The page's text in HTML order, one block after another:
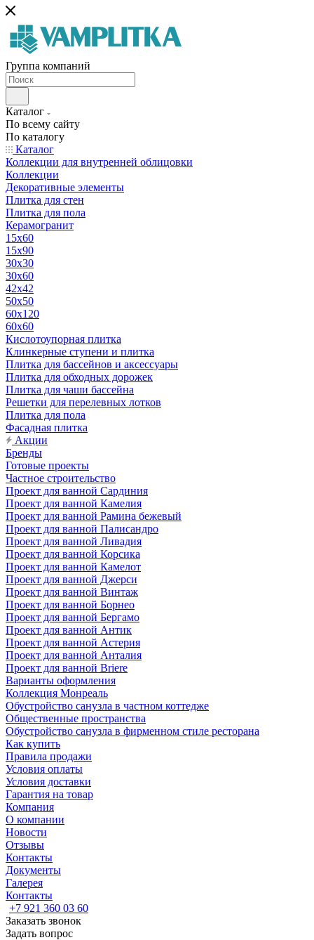
Группа компаний
Каталог
По всему сайту
По каталогу
Каталог
Коллекции для внутренней облицовки
Коллекции
Декоративные элементы
Плитка для стен
Плитка для пола
Керамогранит
15х60
15x90
30х30
30х60
42х42
50х50
60х120
60х60
Кислотоупорная плитка
Клинкерные ступени и плитка
Плитка для бассейнов и аксессуары
Плитка для обходных дорожек
Плитка для чаши бассейна
Решетки для перелевных лотков
Плитка для пола
Фасадная плитка
Акции
Бренды
Готовые проекты
Частное строительство
Проект для ванной Сардиния
Проект для ванной Камелия
Проект для ванной Рамина бежевый
Проект для ванной Палисандро
Проект для ванной Ливадия
Проект для ванной Корсика
Проект для ванной Камелот
Проект для ванной Джерси
Проект для ванной Винтаж
Проект для ванной Борнео
Проект для ванной Бергамо
Проект для ванной Антик
Проект для ванной Астерия
Проект для ванной Анталия
Проект для ванной Briere
Варианты оформления
Коллекция Монреаль
Обустройство санузла в частном коттедже
Общественные пространства
Обустройство санузла в фирменном стиле ресторана
Как купить
Правила продажи
Условия оплаты
Условия доставки
Гарантия на товар
Компания
О компании
Новости
Отзывы
Контакты
Документы
Галерея
Контакты
+7 921 360 03 60
Заказать звонок
Задать вопрос